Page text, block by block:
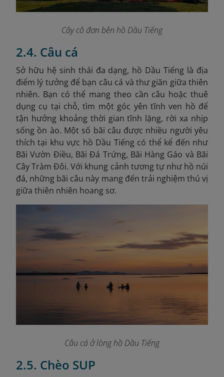
Cây cô đơn bên hồ Dầu Tiếng
2.4. Câu cá
Sở hữu hệ sinh thái đa dạng, hồ Dầu Tiếng là địa
điểm lý tưởng để bạn câu cá và thư giãn giữa thiên
nhiên. Bạn có thể mang theo cần câu hoặc thuê
dụng cụ tại chỗ, tìm một góc yên tĩnh ven hồ để
tận hưởng khoảng thời gian tĩnh lặng, rời xa nhịp
sống ồn ào. Một số bãi câu được nhiều người yêu
thích tại khu vực hồ Dầu Tiếng có thể kể đến như
Bãi Vườn Điều, Bãi Đá Trứng, Bãi Hàng Gáo và Bãi
Cây Tràm Đôi. Với khung cảnh tương tự như hồ núi
đá, những bãi câu này mang đến trải nghiệm thú vị
giữa thiên nhiên hoang sơ.
Câu cá ở lòng hồ Dầu Tiếng
2.5. Chèo SUP